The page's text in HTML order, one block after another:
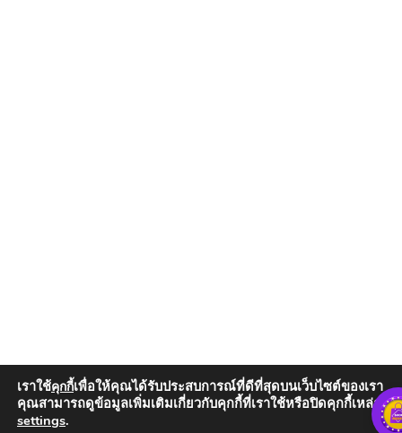
เราใช้คุกกี้เพื่อให้คุณได้รับประสบการณ์ที่ดีที่สุดบนเว็บไซต์ของเรา
คุณสามารถดูข้อมูลเพิ่มเติมเกี่ยวกับคุกกี้ที่เราใช้หรือปิดคุกกี้เหล่านั้น
settings.